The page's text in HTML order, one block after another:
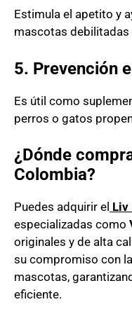
Estimula el apetito y
mascotas
5. Prevención
Es útil como
perros o gatos
¿Dónde
Colombia?
Puedes adquirir el Liv
especializadas como
originales y de alta
su compromiso con
mascotas,
eficiente.